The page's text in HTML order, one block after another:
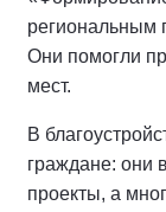
региональным
Они помогли
мест.
В
граждане: они
проекты, а